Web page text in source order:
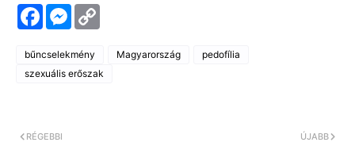
F
a
c
b
o
M
e
s
e
n i
bűncselekmény Magyarország
pedofília
szexuális erőszak
ÚJABB
RÉGEBBI